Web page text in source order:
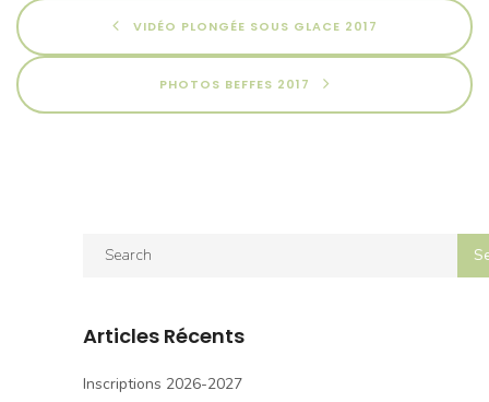
VIDÉO PLONGÉE SOUS GLACE 2017
PHOTOS BEFFES 2017
Articles Récents
Inscriptions 2026-2027